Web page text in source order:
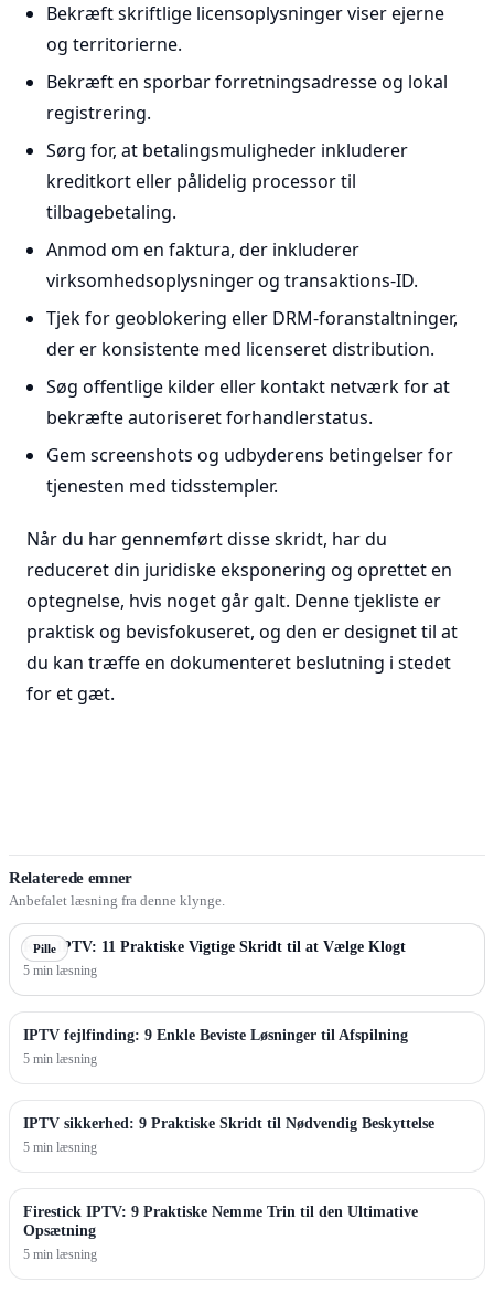
Bekræft skriftlige licensoplysninger viser ejerne
og territorierne.
Bekræft en sporbar forretningsadresse og lokal
registrering.
Sørg for, at betalingsmuligheder inkluderer
kreditkort eller pålidelig processor til
tilbagebetaling.
Anmod om en faktura, der inkluderer
virksomhedsoplysninger og transaktions-ID.
Tjek for geoblokering eller DRM-foranstaltninger,
der er konsistente med licenseret distribution.
Søg offentlige kilder eller kontakt netværk for at
bekræfte autoriseret forhandlerstatus.
Gem screenshots og udbyderens betingelser for
tjenesten med tidsstempler.
Når du har gennemført disse skridt, har du
reduceret din juridiske eksponering og oprettet en
optegnelse, hvis noget går galt. Denne tjekliste er
praktisk og bevisfokuseret, og den er designet til at
du kan træffe en dokumenteret beslutning i stedet
for et gæt.
Relaterede emner
Anbefalet læsning fra denne klynge.
Pille
Køb IPTV: 11 Praktiske Vigtige Skridt til at Vælge Klogt
5 min læsning
IPTV fejlfinding: 9 Enkle Beviste Løsninger til Afspilning
5 min læsning
IPTV sikkerhed: 9 Praktiske Skridt til Nødvendig Beskyttelse
5 min læsning
Firestick IPTV: 9 Praktiske Nemme Trin til den Ultimative
Opsætning
5 min læsning